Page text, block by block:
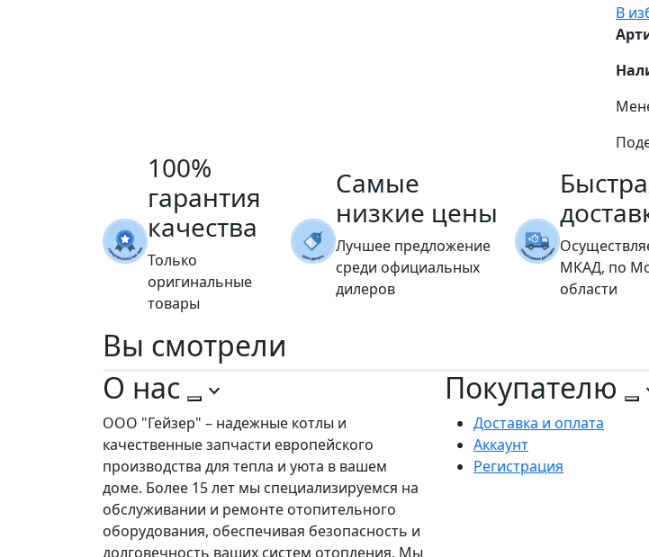
В
100%
гарантия
качества
Только
оригинальные
товары
Самые
низкие цены
Лучшее предложение
среди официальных
дилеров
МКАД, по
области
Вы смотрели
О нас
ООО "Гейзер" – надежные котлы и
качественные запчасти европейского
производства для тепла и уюта в вашем
доме. Более 15 лет мы специализируемся на
обслуживании и ремонте отопительного
оборудования, обеспечивая безопасность и
долговечность ваших систем отопления. Мы
Покупателю
Доставка и оплата
Аккаунт
Регистрация